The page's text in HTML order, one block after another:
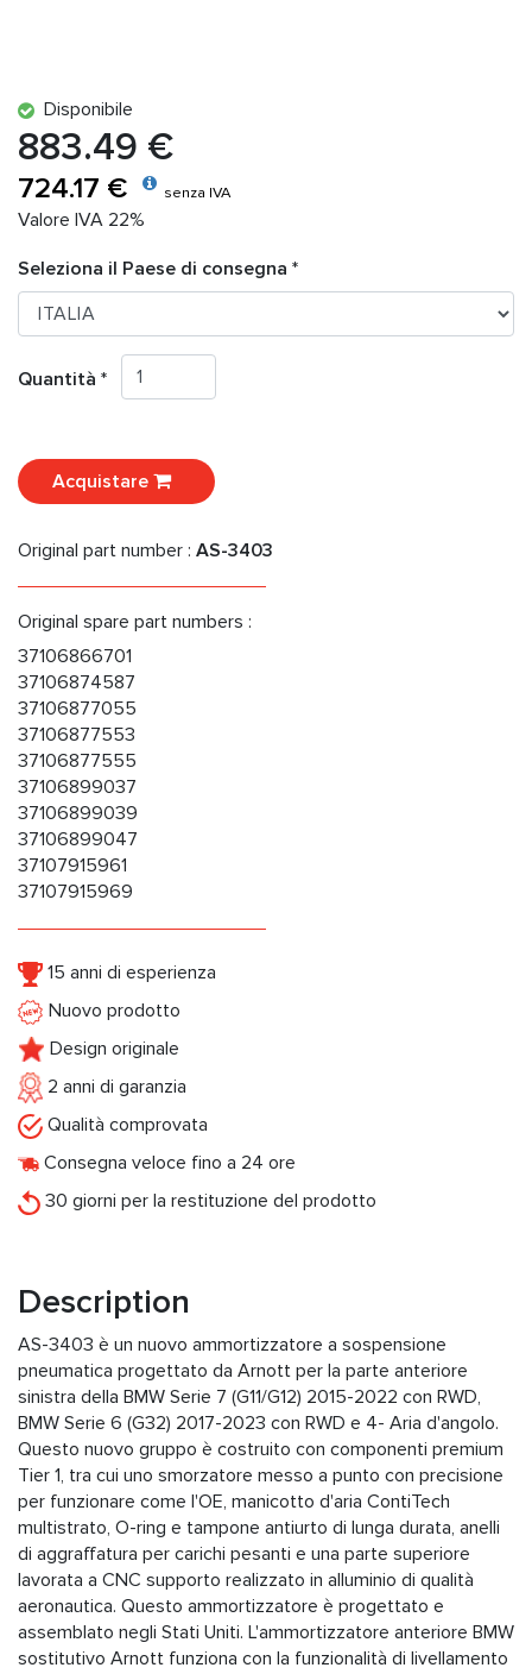
Disponibile
883.49 €
724.17 € senza IVA
Valore IVA 22%
Seleziona il Paese di consegna *
Quantità *
Acquistare
Original part number : AS-3403
Original spare part numbers :
37106866701
37106874587
37106877055
37106877553
37106877555
37106899037
37106899039
37106899047
37107915961
37107915969
15 anni di esperienza
Nuovo prodotto
Design originale
2 anni di garanzia
Qualità comprovata
Consegna veloce fino a 24 ore
30 giorni per la restituzione del prodotto
Description
AS-3403 è un nuovo ammortizzatore a sospensione
pneumatica progettato da Arnott per la parte anteriore
sinistra della BMW Serie 7 (G11/G12) 2015-2022 con RWD,
BMW Serie 6 (G32) 2017-2023 con RWD e 4- Aria d'angolo.
Questo nuovo gruppo è costruito con componenti premium
Tier 1, tra cui uno smorzatore messo a punto con precisione
per funzionare come l'OE, manicotto d'aria ContiTech
multistrato, O-ring e tampone antiurto di lunga durata, anelli
di aggraffatura per carichi pesanti e una parte superiore
lavorata a CNC supporto realizzato in alluminio di qualità
aeronautica. Questo ammortizzatore è progettato e
assemblato negli Stati Uniti. L'ammortizzatore anteriore BMW
sostitutivo Arnott funziona con la funzionalità di livellamento